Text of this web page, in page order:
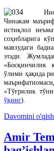
Чинакам
истиқлол
соҳибларига
мавзудаги
этади.
«Босқинчилик
ўлими ҳақида
«Тўғрилик
ўқинг).
Davomini o'qish
Amir